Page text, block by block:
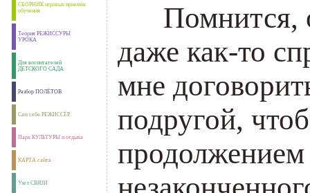
СБОРНИК игровых приемов
обучения
Теория РЕЖИССУРЫ
УРОКА
Для воспитателей
ДЕТСКОГО САДА
Разбор ПОЛЁТОВ
Сам себе РЕЖИССЁР
Парк КУЛЬТУРЫ и отдыха
КАРТА сайта
Узел СВЯЗИ
Помнится,
даже как-то
мне
подругой,